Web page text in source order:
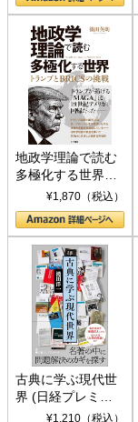
地政学理論で読む
多極化する世界：
トランプとBRICS
の挑戦
¥1,870（税込）
古典に学ぶ現代世
界 (日経プレミア
シリーズ)¥1,210（税込）